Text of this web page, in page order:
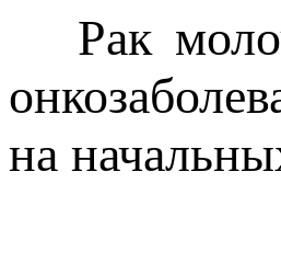
Рак
на